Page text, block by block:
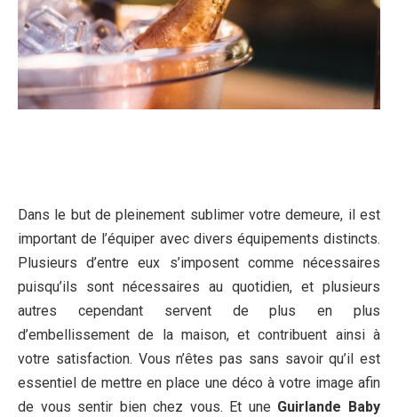
Dans le but de pleinement sublimer votre demeure, il est
important de l’équiper avec divers équipements distincts.
Plusieurs d’entre eux s’imposent comme nécessaires
puisqu’ils sont nécessaires au quotidien, et plusieurs
autres cependant servent de plus en plus
d’embellissement de la maison, et contribuent ainsi à
votre satisfaction. Vous n’êtes pas sans savoir qu’il est
essentiel de mettre en place une déco à votre image afin
de vous sentir bien chez vous. Et une Guirlande Baby